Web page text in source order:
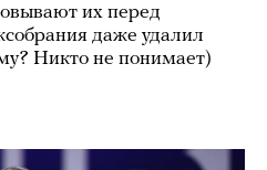
их перед
даже удалил
Никто не понимает)